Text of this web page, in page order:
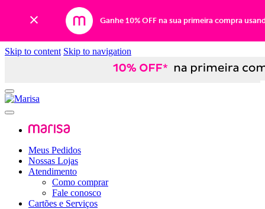
Ganhe 10% OFF na sua primeira compra
Skip to content Skip to navigation
Meus Pedidos
Nossas Lojas
Atendimento
Como comprar
Fale conosco
Cartões e Serviços